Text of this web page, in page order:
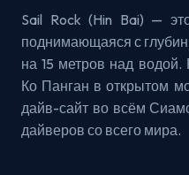
Sail Rock (Hin Bai) —
поднимающаяся с
на 15 метров над
Ко Панган в открытом
дайв-сайт во всём
дайверов со всего мира.